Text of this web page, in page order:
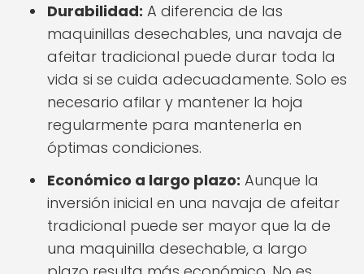
Durabilidad: A diferencia de las
maquinillas desechables, una navaja de
afeitar tradicional puede durar toda la
vida si se cuida adecuadamente. Solo es
necesario afilar y mantener la hoja
regularmente para mantenerla en
óptimas condiciones.
Económico a largo plazo: Aunque la
inversión inicial en una navaja de afeitar
tradicional puede ser mayor que la de
una maquinilla desechable, a largo